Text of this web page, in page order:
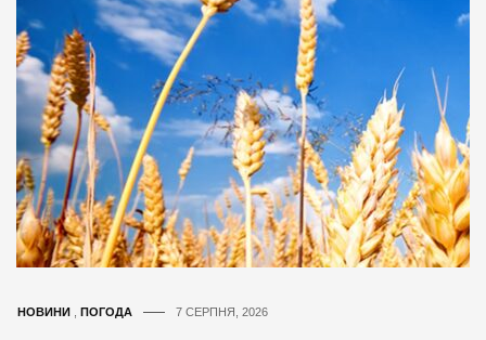
НОВИНИ ПОГОДА 7 СЕРПНЯ, 2026